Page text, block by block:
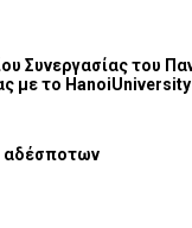
Συνεργασίας του
με το HanoiUniversity
αδέσποτων